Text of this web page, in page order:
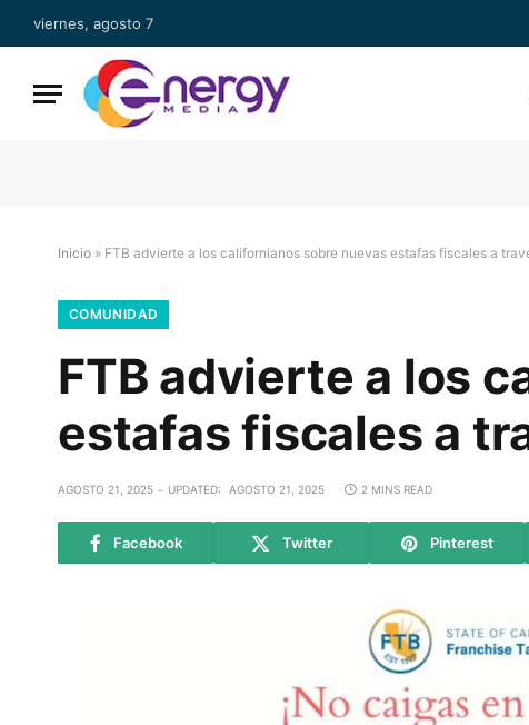
viernes, agosto 7
Inicio » FTB advierte a los californianos sobre nuevas estafas fiscales a
COMUNIDAD
FTB advierte a los
estafas fiscales a
AGOSTO 21, 2025 UPDATED: AGOSTO 21, 2025 2 MINS READ
Facebook Twitter Pinterest